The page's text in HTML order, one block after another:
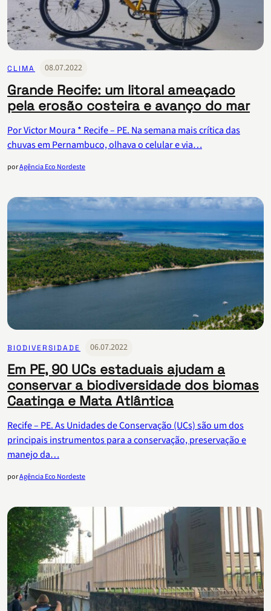
CLIMA 08.07.2022
Grande Recife: um litoral ameaçado
pela erosão costeira e avanço do mar
Por Victor Moura * Recife – PE. Na semana mais crítica das
chuvas em Pernambuco, olhava o celular e via…
porAgência Eco Nordeste
BIODIVERSIDADE 06.07.2022
Em PE, 90 UCs estaduais ajudam a
conservar a biodiversidade dos biomas
Caatinga e Mata Atlântica
Recife – PE. As Unidades de Conservação (UCs) são um dos
principais instrumentos para a conservação, preservação e
manejo da…
porAgência Eco Nordeste